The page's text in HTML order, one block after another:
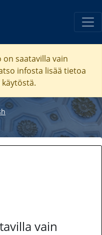
saatavilla vain
infosta lisää tietoa
vain